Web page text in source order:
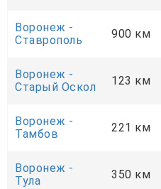
Воронеж -
Ставрополь
900 км
Воронеж -
Старый Оскол
123 км
Воронеж -
Тамбов
221 км
Воронеж -
Тула
350 км